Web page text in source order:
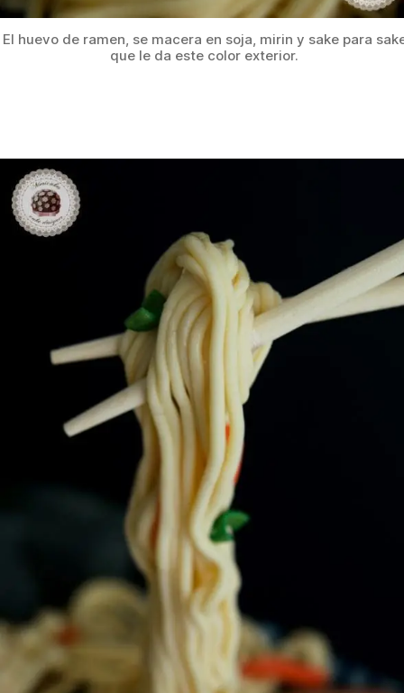
El huevo de ramen, se macera en soja, mirin y sake para
que le da este color exterior.